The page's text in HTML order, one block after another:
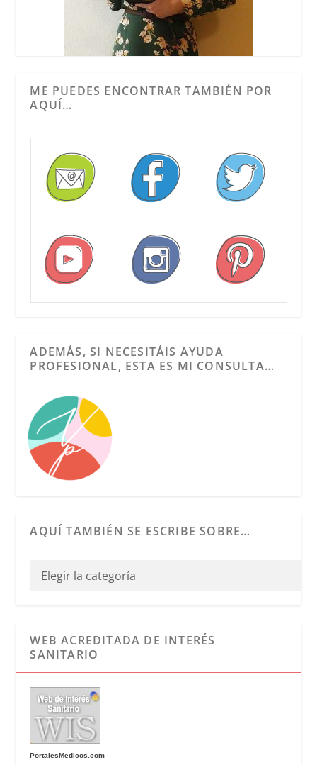
ME PUEDES ENCONTRAR TAMBIÉN POR
AQUÍ…
ADEMÁS, SI NECESITÁIS AYUDA
PROFESIONAL, ESTA ES MI CONSULTA…
AQUÍ TAMBIÉN SE ESCRIBE SOBRE…
WEB ACREDITADA DE INTERÉS
SANITARIO
PortalesMedicos.com